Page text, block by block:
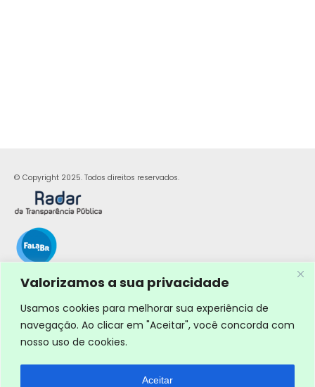
Valorizamos a sua privacidade
Usamos cookies para melhorar sua experiência de
navegação. Ao clicar em "Aceitar", você concorda com
nosso uso de cookies.
Aceitar
© Copyright 2025. Todos direitos reservados.